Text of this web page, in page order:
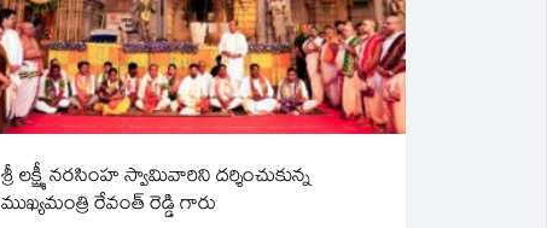
శ్రీ లక్ష్మీ నరసింహ స్వామివారిని దర్శించుకున్న
ముఖ్యమంత్రి రేవంత్ రెడ్డి గారు